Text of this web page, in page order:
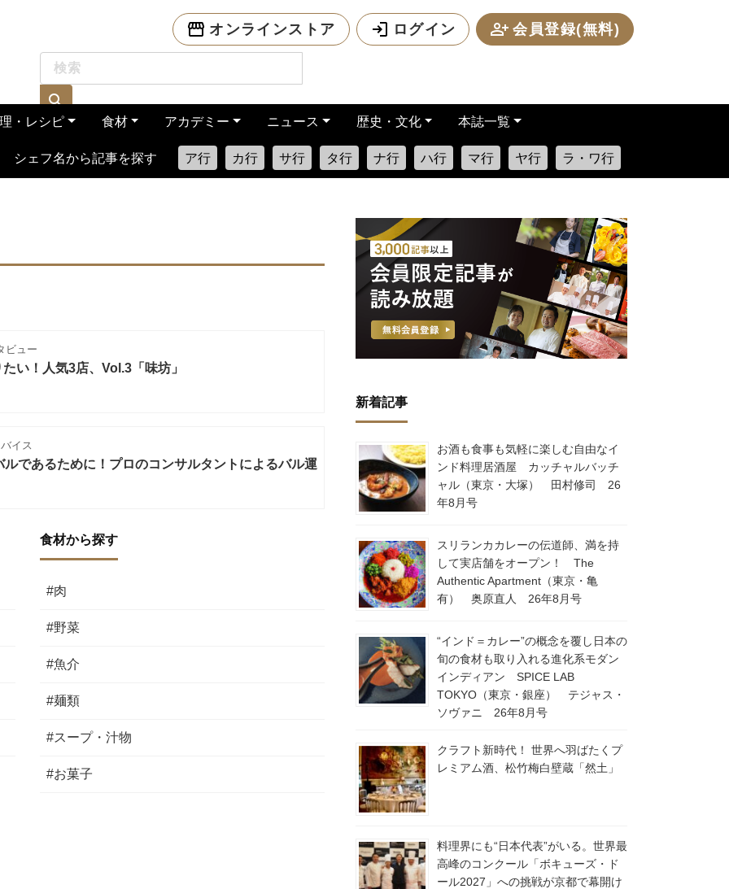
オンラインストア ログイン 会員登録(無料)
・レシピ 食材 アカデミー ニュース 歴史・文化 本誌一覧
シェフ名から記事を探す ア行 カ行 サ行 タ行 ナ行 ハ行 マ行 ヤ行 ラ・ワ行
ビュー
い！人気3店、Vol.3「味坊」
イス
であるために！プロのコンサルタントによるバル運
食材から探す
#肉
#野菜
#魚介
#麺類
#スープ・汁物
#お菓子
新着記事
お酒も食事も気軽に楽しむ自由なイ
ンド料理居酒屋 カッチャルバッチ
ャル（東京・大塚） 田村修司 26
年8月号
スリランカカレーの伝道師、満を持
して実店舗をオープン！ The
Authentic Apartment（東京・亀
有） 奥原直人 26年8月号
“インド＝カレー”の概念を覆し日本の
旬の食材も取り入れる進化系モダン
インディアン SPICE LAB
TOKYO（東京・銀座） テジャス・
ソヴァニ 26年8月号
クラフト新時代！ 世界へ羽ばたくプ
レミアム酒、松竹梅白壁蔵「然土」
料理界にも“日本代表”がいる。世界最
高峰のコンクール「ボキューズ・ド
ール2027」への挑戦が京都で幕開け